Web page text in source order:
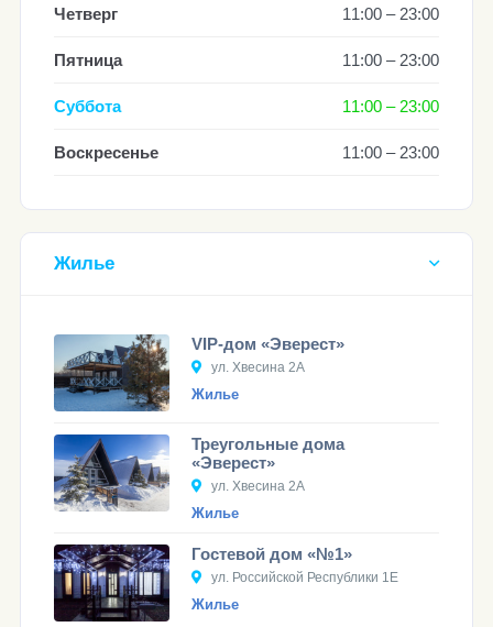
Четверг 11:00 – 23:00
Пятница 11:00 – 23:00
Суббота 11:00 – 23:00
Воскресенье 11:00 – 23:00
Жилье
VIP-дом «Эверест»
ул. Хвесина 2А
Жилье
Треугольные дома
«Эверест»
ул. Хвесина 2А
Жилье
Гостевой дом «№1»
ул. Российской Республики 1Е
Жилье